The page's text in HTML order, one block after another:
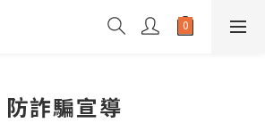
防詐騙宣導